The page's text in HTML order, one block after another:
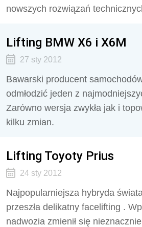
nowszych rozwiązań
Lifting BMW X6 i X6M
27 sty 2012
Bawarski producent
odmłodzić jeden z
Zarówno wersja zwykła jak i
kilku zmian.
Lifting Toyoty Prius
24 sty 2012
Najpopularniejsza hybryda
przeszła delikatny facelifting .
nadwozia zmienił się